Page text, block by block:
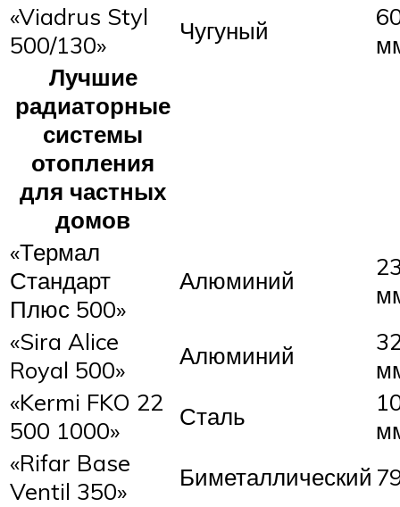
«Viadrus Styl
500/130»
Чугуный
Лучшие
радиаторные
системы
отопления
для частных
домов
«Термал
Стандарт
Плюс 500»
Алюминий
«Sira Alice
Royal 500»
Алюминий
«Kermi FKO 22
500 1000»
Сталь
«Rifar Base
Ventil 350»
Биметаллический